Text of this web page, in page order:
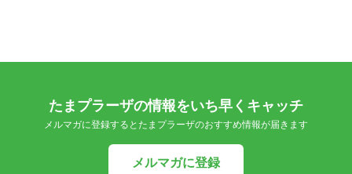
たまプラーザの情報をいち早くキャッチ
メルマガに登録するとたまプラーザのおすすめ情報が届きます
メルマガに登録